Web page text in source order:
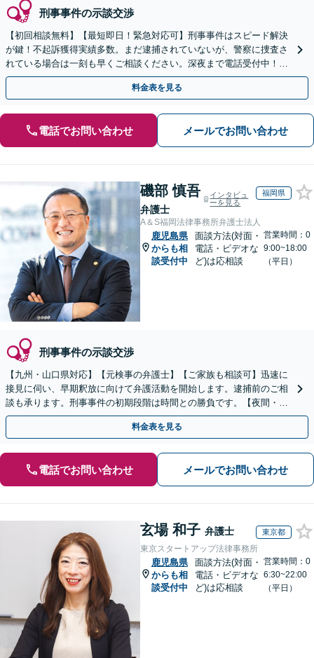
刑事事件の示談交渉
【初回相談無料】【最短即日！緊急対応可】刑事事件はスピード解決
が鍵！不起訴獲得実績多数。まだ逮捕されていないが、警察に捜査さ
れている場合は一刻も早くご相談ください。深夜まで電話受付中！痴
漢／盗撮／のぞき／その他性犯罪など
料金表を見る
電話でお問い合わせ メールでお問い合わせ
磯部 慎吾
弁護士
インタビュ
ーを見る
福岡県
A＆S福岡法律事務所弁護士法人
鹿児島県
からも相
談受付中
面談方法(対面・
電話・ビデオな
ど)は応相談
営業時間：0
9:00~18:00
（平日）
刑事事件の示談交渉
【九州・山口県対応】【元検事の弁護士】【ご家族も相談可】迅速に
接見に伺い、早期釈放に向けて弁護活動を開始します。逮捕前のご相
談も承ります。刑事事件の初期段階は時間との勝負です。【夜間・休
日対応】【完全個室】【天神駅3分】
料金表を見る
電話でお問い合わせ メールでお問い合わせ
玄場 和子 弁護士 東京都
東京スタートアップ法律事務所
鹿児島県
からも相
談受付中
面談方法(対面・
電話・ビデオな
ど)は応相談
営業時間：0
6:30~22:00
（平日）